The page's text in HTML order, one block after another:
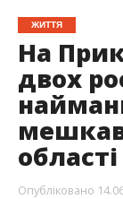
ЖИТТЯ
На
двох
мешкав
області
Опубліковано